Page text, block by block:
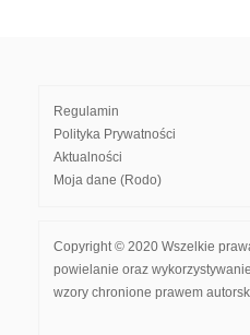
Regulamin
Polityka Prywatności
Aktualności
Moja dane (Rodo)
Copyright © 2020 Wszelkie
powielanie oraz
wzory chronione prawem